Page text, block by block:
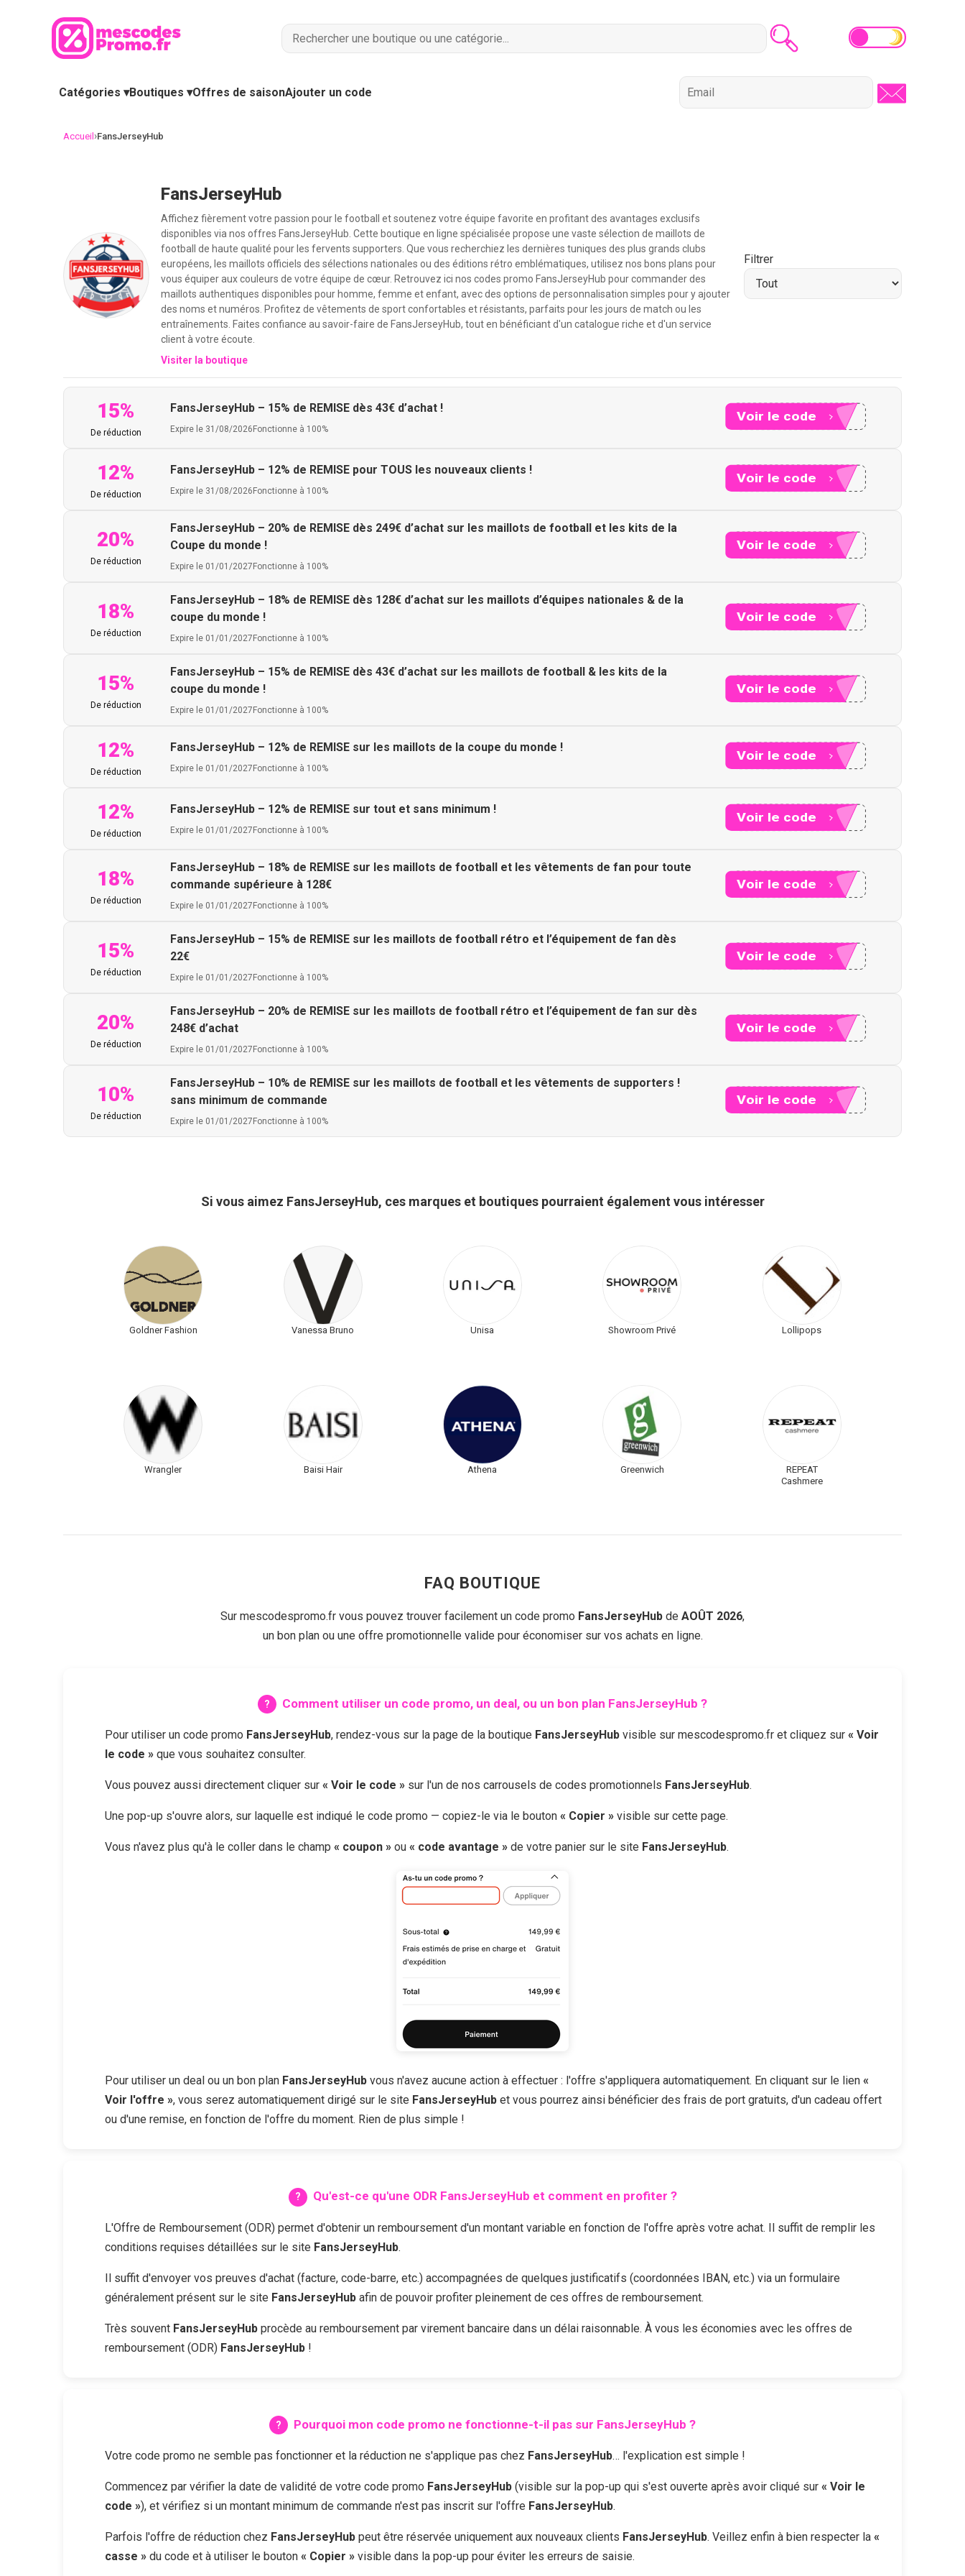
Catégories ▾Boutiques ▾Offres de saisonAjouter un code
Accueil ›FansJerseyHub
FansJerseyHub
Affichez fièrement votre passion pour le football et soutenez votre équipe favorite en profitant des avantages exclusifs
disponibles via nos offres FansJerseyHub. Cette boutique en ligne spécialisée propose une vaste sélection de maillots de
football de haute qualité pour les fervents supporters. Que vous recherchiez les dernières tuniques des plus grands clubs
européens, les maillots officiels des sélections nationales ou des éditions rétro emblématiques, utilisez nos bons plans pour
vous équiper aux couleurs de votre équipe de cœur. Retrouvez ici nos codes promo FansJerseyHub pour commander des
maillots authentiques disponibles pour homme, femme et enfant, avec des options de personnalisation simples pour y ajouter
des noms et numéros. Profitez de vêtements de sport confortables et résistants, parfaits pour les jours de match ou les
entraînements. Faites confiance au savoir-faire de FansJerseyHub, tout en bénéficiant d'un catalogue riche et d'un service
client à votre écoute.
Visiter la boutique
Filtrer
15%
De réduction
FansJerseyHub – 15% de REMISE dès 43€ d’achat !
Expire le 31/08/2026 Fonctionne à 100%
XXX15
Voir le code
12%
De réduction
FansJerseyHub – 12% de REMISE pour TOUS les nouveaux clients !
Expire le 31/08/2026 Fonctionne à 100%
XXX12
Voir le code
20%
De réduction
FansJerseyHub – 20% de REMISE dès 249€ d’achat sur les maillots de football et les kits de la
Coupe du monde !
Expire le 01/01/2027 Fonctionne à 100%
XXX20
Voir le code
18%
De réduction
FansJerseyHub – 18% de REMISE dès 128€ d’achat sur les maillots d’équipes nationales & de la
coupe du monde !
Expire le 01/01/2027 Fonctionne à 100%
XXX18
Voir le code
15%
De réduction
FansJerseyHub – 15% de REMISE dès 43€ d’achat sur les maillots de football & les kits de la
coupe du monde !
Expire le 01/01/2027 Fonctionne à 100%
XXX15
Voir le code
12%
De réduction
FansJerseyHub – 12% de REMISE sur les maillots de la coupe du monde !
Expire le 01/01/2027 Fonctionne à 100%
XXX12
Voir le code
12%
De réduction
FansJerseyHub – 12% de REMISE sur tout et sans minimum !
Expire le 01/01/2027 Fonctionne à 100%
XXX12
Voir le code
18%
De réduction
FansJerseyHub – 18% de REMISE sur les maillots de football et les vêtements de fan pour toute
commande supérieure à 128€
Expire le 01/01/2027 Fonctionne à 100%
XXX18
Voir le code
15%
De réduction
FansJerseyHub – 15% de REMISE sur les maillots de football rétro et l’équipement de fan dès
22€
Expire le 01/01/2027 Fonctionne à 100%
XXX15
Voir le code
20%
De réduction
FansJerseyHub – 20% de REMISE sur les maillots de football rétro et l’équipement de fan sur dès
248€ d’achat
Expire le 01/01/2027 Fonctionne à 100%
XXX20
Voir le code
10%
De réduction
FansJerseyHub – 10% de REMISE sur les maillots de football et les vêtements de supporters !
sans minimum de commande
Expire le 01/01/2027 Fonctionne à 100%
XXX10
Voir le code
Si vous aimez FansJerseyHub, ces marques et boutiques pourraient également vous intéresser
Goldner Fashion Vanessa Bruno Unisa Showroom Privé Lollipops
Wrangler Baisi Hair Athena Greenwich
REPEAT
Cashmere
FAQ BOUTIQUE
Sur mescodespromo.fr vous pouvez trouver facilement un code promo FansJerseyHub de AOÛT 2026,
un bon plan ou une offre promotionnelle valide pour économiser sur vos achats en ligne.
Comment utiliser un code promo, un deal, ou un bon plan FansJerseyHub ?
Pour utiliser un code promo FansJerseyHub, rendez-vous sur la page de la boutique FansJerseyHub visible sur mescodespromo.fr et cliquez sur « Voir
le code » que vous souhaitez consulter.
Vous pouvez aussi directement cliquer sur « Voir le code » sur l'un de nos carrousels de codes promotionnels FansJerseyHub.
Une pop-up s'ouvre alors, sur laquelle est indiqué le code promo — copiez-le via le bouton « Copier » visible sur cette page.
Vous n'avez plus qu'à le coller dans le champ « coupon » ou « code avantage » de votre panier sur le site FansJerseyHub.
Pour utiliser un deal ou un bon plan FansJerseyHub vous n'avez aucune action à effectuer : l'offre s'appliquera automatiquement. En cliquant sur le lien «
Voir l'offre », vous serez automatiquement dirigé sur le site FansJerseyHub et vous pourrez ainsi bénéficier des frais de port gratuits, d'un cadeau offert
ou d'une remise, en fonction de l'offre du moment. Rien de plus simple !
Qu'est-ce qu'une ODR FansJerseyHub et comment en profiter ?
L'Offre de Remboursement (ODR) permet d'obtenir un remboursement d'un montant variable en fonction de l'offre après votre achat. Il suffit de remplir les
conditions requises détaillées sur le site FansJerseyHub.
Il suffit d'envoyer vos preuves d'achat (facture, code-barre, etc.) accompagnées de quelques justificatifs (coordonnées IBAN, etc.) via un formulaire
généralement présent sur le site FansJerseyHub afin de pouvoir profiter pleinement de ces offres de remboursement.
Très souvent FansJerseyHub procède au remboursement par virement bancaire dans un délai raisonnable. À vous les économies avec les offres de
remboursement (ODR) FansJerseyHub !
Pourquoi mon code promo ne fonctionne-t-il pas sur FansJerseyHub ?
Votre code promo ne semble pas fonctionner et la réduction ne s'applique pas chez FansJerseyHub… l'explication est simple !
Commencez par vérifier la date de validité de votre code promo FansJerseyHub (visible sur la pop-up qui s'est ouverte après avoir cliqué sur « Voir le
code »), et vérifiez si un montant minimum de commande n'est pas inscrit sur l'offre FansJerseyHub.
Parfois l'offre de réduction chez FansJerseyHub peut être réservée uniquement aux nouveaux clients FansJerseyHub. Veillez enfin à bien respecter la «
casse » du code et à utiliser le bouton « Copier » visible dans la pop-up pour éviter les erreurs de saisie.